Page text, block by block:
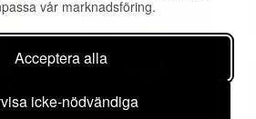
vår marknadsföring.
Acceptera alla
icke-nödvändiga